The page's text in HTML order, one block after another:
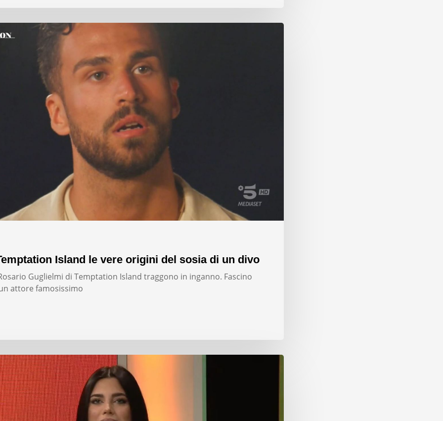
Island le vere origini del sosia di un divo
Guglielmi di Temptation Island traggono in inganno. Fascino
attore famosissimo